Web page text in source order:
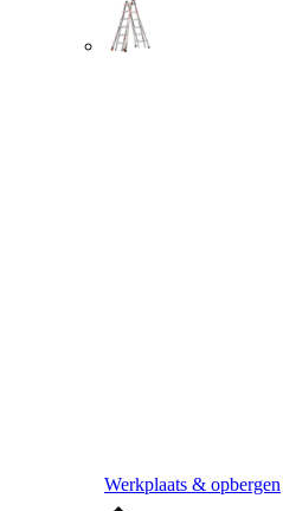
Werkplaats & opbergen